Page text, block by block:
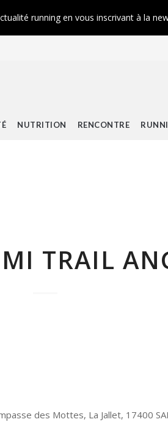
NUTRITION RENCONTRE
TRAIL
des Mottes, La Jallet, 17400
running en vous inscrivant à la